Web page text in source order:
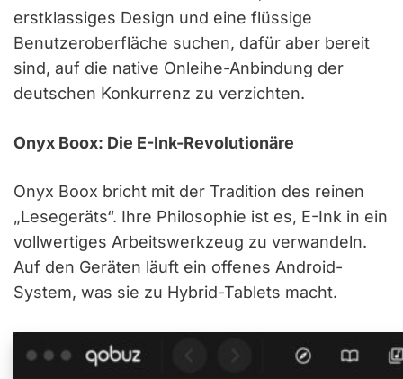
erstklassiges Design und eine flüssige
Benutzeroberfläche suchen, dafür aber bereit
sind, auf die native Onleihe-Anbindung der
deutschen Konkurrenz zu verzichten.
Onyx Boox: Die E-Ink-Revolutionäre
Onyx Boox bricht mit der Tradition des reinen
„Lesegeräts“. Ihre Philosophie ist es, E-Ink in ein
vollwertiges Arbeitswerkzeug zu verwandeln.
Auf den Geräten läuft ein offenes Android-
System, was sie zu Hybrid-Tablets macht.